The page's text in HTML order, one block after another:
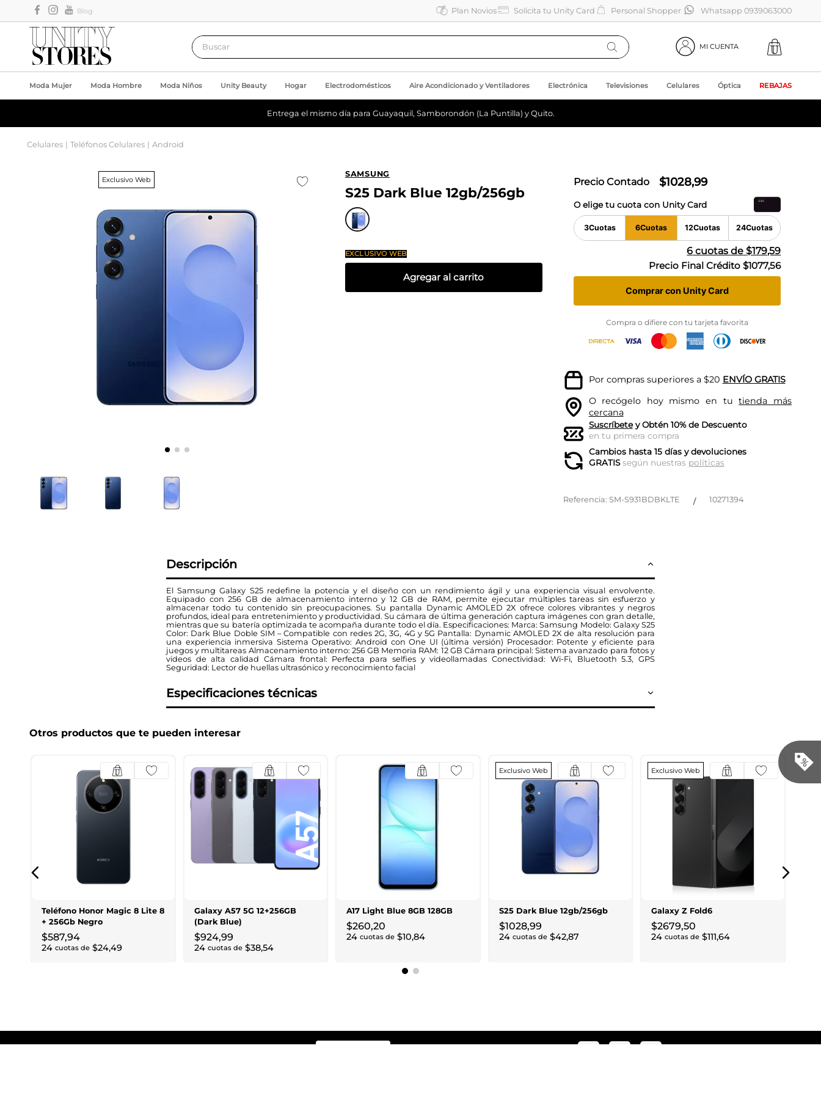
Blog Plan Novios Solicita tu Unity Card Personal Shopper Whatsapp 0939063000
Buscar
MI CUENTA
Moda Mujer Moda Hombre Moda Niños Unity Beauty Hogar Electrodomésticos Aire Acondicionado y Ventiladores Electrónica Televisiones Celulares Óptica REBAJAS
Entrega el mismo día para Guayaquil, Samborondón (La Puntilla) y Quito.
Celulares Teléfonos Celulares Android
Exclusivo Web
SAMSUNG
S25 Dark Blue 12gb/256gb
EXCLUSIVO WEB
Agregar al carrito
Precio Contado $1028,99
O elige tu cuota con Unity Card
3Cuotas 6Cuotas 12Cuotas 24Cuotas
6 cuotas de $179,59
Precio Final Crédito $1077,56
Comprar con Unity Card
Compra o difiere con tu tarjeta favorita
Por compras superiores a $20 ENVÍO GRATIS
O recógelo hoy mismo en tutienda más
cercana
Suscríbetey Obtén 10% de Descuento
en tu primera compra
Cambios hasta 15 días y devoluciones
GRATISsegún nuestras políticas
Referencia: SM-S931BDBKLTE / 10271394
Descripción
El Samsung Galaxy S25 redefine la potencia y el diseño con un rendimiento ágil y una experiencia visual envolvente.
Equipado con 256 GB de almacenamiento interno y 12 GB de RAM, permite ejecutar múltiples tareas sin esfuerzo y
almacenar todo tu contenido sin preocupaciones. Su pantalla Dynamic AMOLED 2X ofrece colores vibrantes y negros
profundos, ideal para entretenimiento y productividad. Su cámara de última generación captura imágenes con gran detalle,
mientras que su batería optimizada te acompaña durante todo el día. Especificaciones: Marca: Samsung Modelo: Galaxy S25
Color: Dark Blue Doble SIM – Compatible con redes 2G, 3G, 4G y 5G Pantalla: Dynamic AMOLED 2X de alta resolución para
una experiencia inmersiva Sistema Operativo: Android con One UI (última versión) Procesador: Potente y eficiente para
juegos y multitareas Almacenamiento interno: 256 GB Memoria RAM: 12 GB Cámara principal: Sistema avanzado para fotos y
videos de alta calidad Cámara frontal: Perfecta para selfies y videollamadas Conectividad: Wi-Fi, Bluetooth 5.3, GPS
Seguridad: Lector de huellas ultrasónico y reconocimiento facial
Especificaciones técnicas
Otros productos que te pueden interesar
Teléfono Honor Magic 8 Lite 8
+ 256Gb Negro
$587,94
24 cuotas de $24,49
Galaxy A57 5G 12+256GB
(Dark Blue)
$924,99
24 cuotas de $38,54
A17 Light Blue 8GB 128GB
$260,20
24 cuotas de $10,84
Exclusivo Web
S25 Dark Blue 12gb/256gb
$1028,99
24 cuotas de $42,87
Exclusivo Web
Galaxy Z Fold6
$2679,50
24 cuotas de $111,64